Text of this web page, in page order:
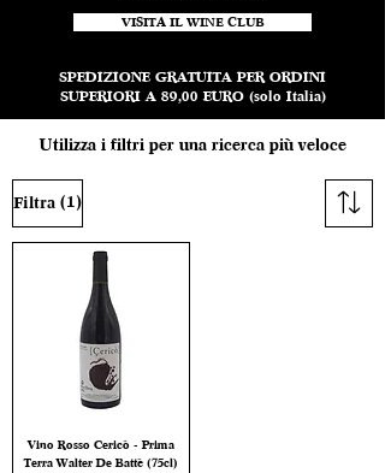
VISITA IL WINE CLUB
SPEDIZIONE GRATUITA PER ORDINI
SUPERIORI A 89,00 EURO (solo Italia)
Utilizza i filtri per una ricerca più veloce
Filtra (1)
Vino Rosso Cericò - Prima
Terra Walter De Battè (75cl)